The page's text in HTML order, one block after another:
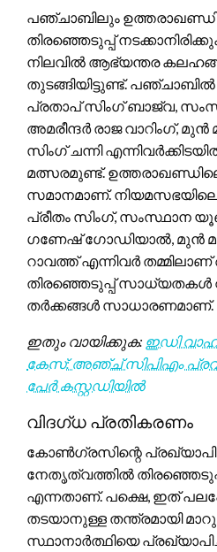
പഞ്ചാബിലും
തിരഞ്ഞെടുപ്പ്
നിലവിൽ ആഭ്യന്തര
തുടങ്ങിയിട്ടുണ്ട്.
പ്രതാപ് സിംഗ് ബാജ്‌വ,
അമരീന്ദർ രാജ വാറിംഗ്,
സിംഗ് ചന്നി
മത്സരമുണ്ട്.
സമാനമാണ്.
പ്രീതം സിംഗ്, സംസ്ഥാന
ഗണേഷ് ഗോഡിയാൽ, മുൻ
റാവത്ത് എന്നിവർ തമ്മിലാണ്
തിരഞ്ഞെടുപ്പ്
തർക്കങ്ങൾ സാധാരണമാണ്.
ഇതും വായിക്കുക: ഇഡി
കേസ്: അഞ്ച് സിപിഎം
പേർ കസ്റ്റഡിയിൽ
വിദഗ്ധ പ്രതികരണം
കോൺഗ്രസിന്റെ
നേതൃത്വത്തിൽ
എന്നതാണ്. പക്ഷെ, ഇത്
തടയാനുള്ള തന്ത്രമായി
സ്ഥാനാർത്ഥിയെ